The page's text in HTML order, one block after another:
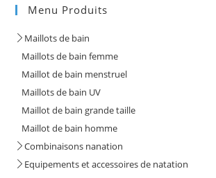
Menu Produits
Maillots de bain
Maillots de bain femme
Maillot de bain menstruel
Maillots de bain UV
Maillot de bain grande taille
Maillot de bain homme
Combinaisons nanation
Equipements et accessoires de natation